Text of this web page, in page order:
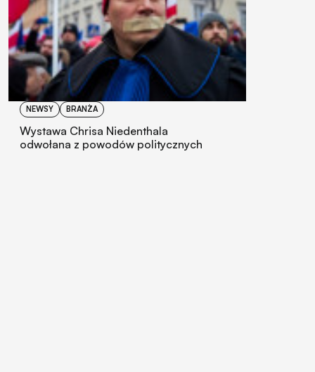
NEWSY BRANŻA
Wystawa Chrisa Niedenthala
odwołana z powodów politycznych